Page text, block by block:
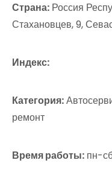
Страна: Россия
Стахановцев, 9,
Индекс:
Категория:
ремонт
Время работы: пн-